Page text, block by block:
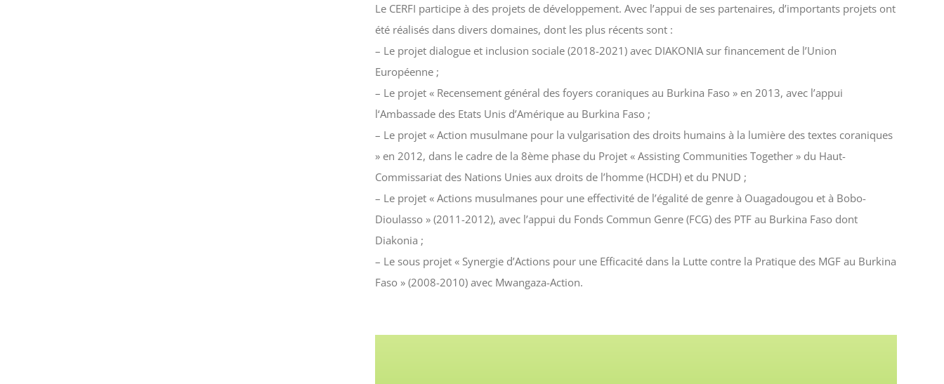
Le CERFI participe à des projets de développement. Avec l’appui de ses partenaires, d’importants projets ont
été réalisés dans divers domaines, dont les plus récents sont :
– Le projet dialogue et inclusion sociale (2018-2021) avec DIAKONIA sur financement de l’Union
Européenne ;
– Le projet « Recensement général des foyers coraniques au Burkina Faso » en 2013, avec l’appui
l‘Ambassade des Etats Unis d’Amérique au Burkina Faso ;
– Le projet « Action musulmane pour la vulgarisation des droits humains à la lumière des textes coraniques
» en 2012, dans le cadre de la 8ème phase du Projet « Assisting Communities Together » du Haut-
Commissariat des Nations Unies aux droits de l’homme (HCDH) et du PNUD ;
– Le projet « Actions musulmanes pour une effectivité de l’égalité de genre à Ouagadougou et à Bobo-
Dioulasso » (2011-2012), avec l’appui du Fonds Commun Genre (FCG) des PTF au Burkina Faso dont
Diakonia ;
– Le sous projet « Synergie d’Actions pour une Efficacité dans la Lutte contre la Pratique des MGF au Burkina
Faso » (2008-2010) avec Mwangaza-Action.